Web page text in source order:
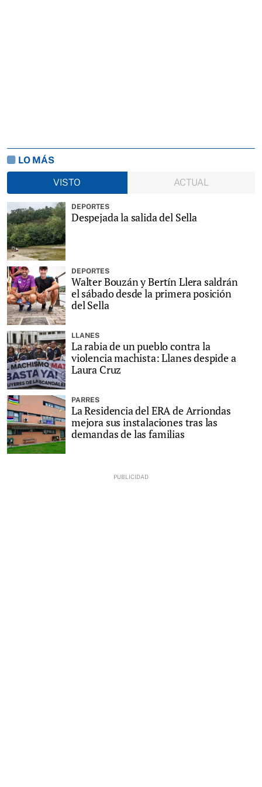
LO MÁS
VISTO
ACTUAL
DEPORTES
Despejada la salida del Sella
DEPORTES
Walter Bouzán y Bertín Llera saldrán
el sábado desde la primera posición
del Sella
LLANES
La rabia de un pueblo contra la
violencia machista: Llanes despide a
Laura Cruz
PARRES
La Residencia del ERA de Arriondas
mejora sus instalaciones tras las
demandas de las familias